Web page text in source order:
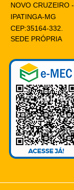
NOVO CRUZEIRO -
IPATINGA-MG
CEP:35164-332.
SEDE PRÓPRIA